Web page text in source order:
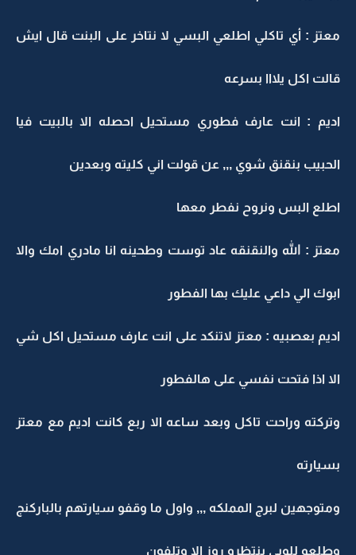
معتز : أي تاكلي اطلعي البسي لا نتاخر على البنت قال ايش
قالت اكل يلااا بسرعه
اديم : انت عارف فطوري مستحيل احصله الا بالبيت فيا
الحبيب بنقنق شوي ,,, عن قولت اني كليته وبعدين
اطلع البس ونروح نفطر معها
معتز : الله والنقنقه عاد توست وطحينه انا مادري امك والا
ابوك الي داعي عليك بها الفطور
اديم بعصبيه : معتز لاتنكد على انت عارف مستحيل اكل شي
الا اذا فتحت نفسي على هالفطور
وتركته وراحت تاكل وبعد ساعه الا ربع كانت اديم مع معتز
بسيارته
ومتوجهين لبرج المملكه ,,, واول ما وقفو سيارتهم بالباركنج
وطلعو للوبي ينتظرو روز الا وتلفون